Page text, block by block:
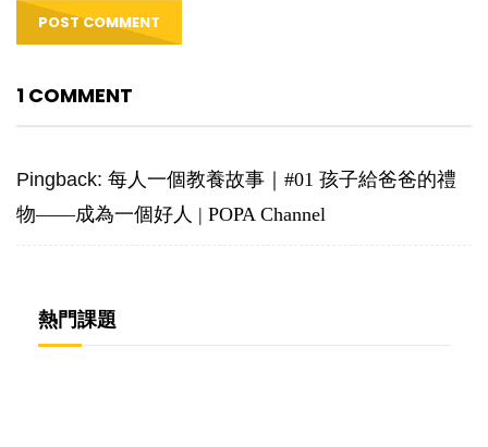
1 COMMENT
Pingback: 每人一個教養故事｜#01 孩子給爸爸的禮
物——成為一個好人 | POPA Channel
熱門課題